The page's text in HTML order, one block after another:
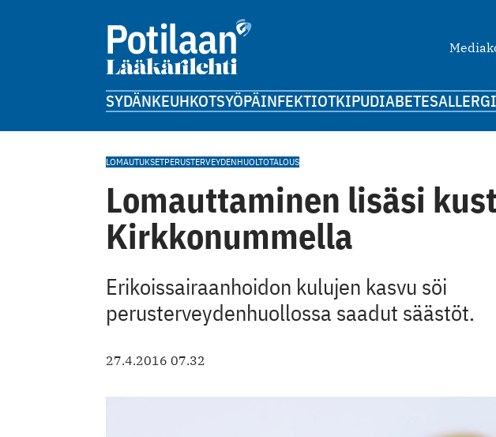
SYDÄNKEUHKOTSYÖPÄINFEKTIOTKIPUDIABETES
LOMAUTUKSETPERUSTERVEYDENHUOLTOTALOUS
Lomauttaminen lisäsi
Kirkkonummella
Erikoissairaanhoidon kulujen kasvu söi
perusterveydenhuollossa saadut säästöt.
27.4.2016 07.32